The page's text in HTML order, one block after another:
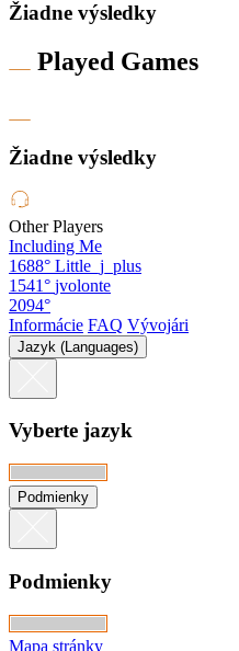
Žiadne výsledky
Played Games
Žiadne výsledky
Other Players
Including Me
1688° Little_j_plus
1541° jvolonte
2094°
Informácie FAQ Vývojári
Jazyk (Languages)
Vyberte jazyk
Podmienky
Podmienky
Mapa stránky